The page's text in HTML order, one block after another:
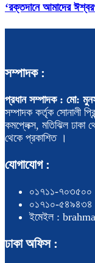
‘রক্তদানে আমাদের
সম্পাদক :
প্রধান সম্পাদক : মো:
সম্পাদক কর্তৃক সোনালী
কমপ্লেক্স, মতিঝিল ঢাকা
থেকে প্রকাশিত ।
যোগাযোগ :
০১৭১১-৭০৩৫০০
০১৭১০-৫৪৯৪৩৪
ইমেইল :
ঢাকা অফিস :